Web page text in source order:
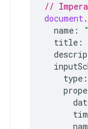
//
document.
name :
title :
type :